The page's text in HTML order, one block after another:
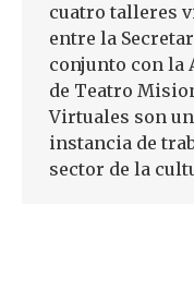
cuatro talleres
entre la
conjunto con la
de Teatro
Virtuales son
instancia de
sector de la